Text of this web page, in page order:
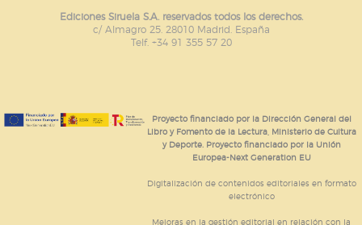
Ediciones Siruela S.A. reservados todos los derechos.
c/ Almagro 25. 28010 Madrid. España
Telf. +34 91 355 57 20
Proyecto financiado por la Dirección General del
Libro y Fomento de la Lectura, Ministerio de Cultura
y Deporte. Proyecto financiado por la Unión
Europea-Next Generation EU
Digitalización de contenidos editoriales en formato
electrónico
Mejoras en la gestión editorial en relación con la